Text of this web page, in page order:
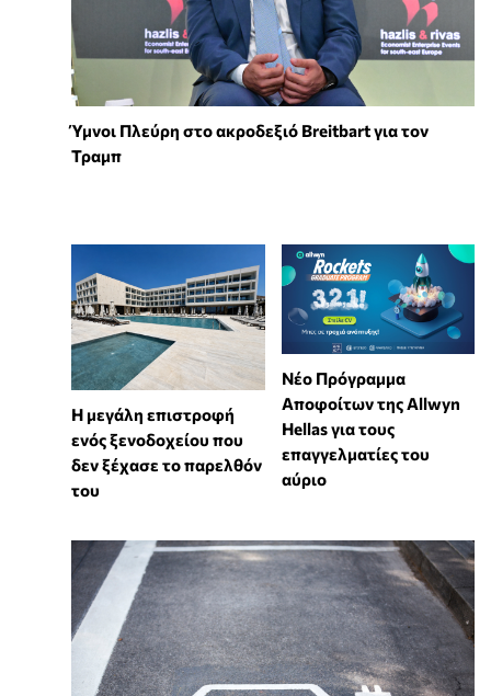
Ύμνοι Πλεύρη στο ακροδεξιό Breitbart για τον
Τραμπ
Η μεγάλη επιστροφή
ενός ξενοδοχείου που
δεν ξέχασε το παρελθόν
του
Νέο Πρόγραμμα
Αποφοίτων της Allwyn
Hellas για τους
επαγγελματίες του
αύριο